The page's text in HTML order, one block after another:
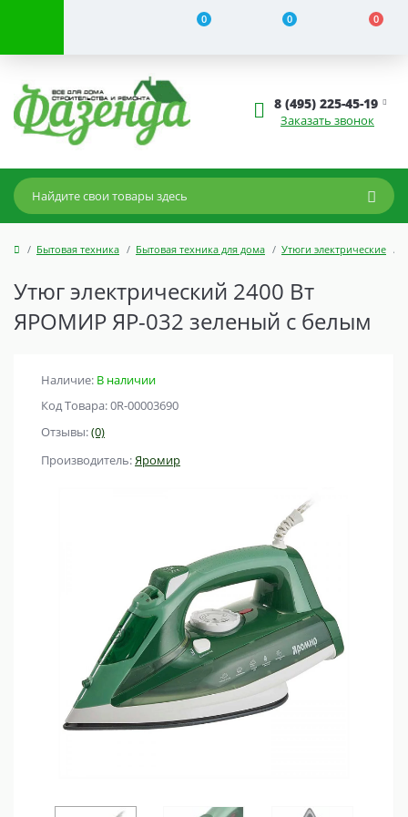
0 0 0
8 (495) 225-45-19
Заказать звонок
Бытовая техника Бытовая техника для дома Утюги электрические
Утюг электрический 2400 Вт
ЯРОМИР ЯР-032 зеленый с белым
Наличие: В наличии
Код Товара: 0R-00003690
Отзывы:(0)
Производитель:Яромир